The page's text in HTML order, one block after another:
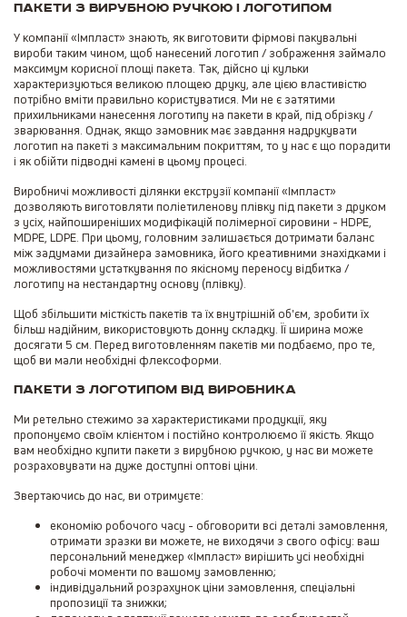
Пакети з вирубною ручкою і логотипом
У компанії «Імпласт» знають, як виготовити фірмові пакувальні
вироби таким чином, щоб нанесений логотип / зображення займало
максимум корисної площі пакета. Так, дійсно ці кульки
характеризуються великою площею друку, але цією властивістю
потрібно вміти правильно користуватися. Ми не є затятими
прихильниками нанесення логотипу на пакети в край, під обрізку /
зварювання. Однак, якщо замовник має завдання надрукувати
логотип на пакеті з максимальним покриттям, то у нас є що порадити
і як обійти підводні камені в цьому процесі.
Виробничі можливості ділянки екструзії компанії «Імпласт»
дозволяють виготовляти поліетиленову плівку під пакети з друком
з усіх, найпоширеніших модифікацій полімерної сировини - HDPE,
MDPE, LDPE. При цьому, головним залишається дотримати баланс
між задумами дизайнера замовника, його креативними знахідками і
можливостями устаткування по якісному переносу відбитка /
логотипу на нестандартну основу (плівку).
Щоб збільшити місткість пакетів та їх внутрішній об'єм, зробити їх
більш надійним, використовують донну складку. Її ширина може
досягати 5 см. Перед виготовленням пакетів ми подбаємо, про те,
щоб ви мали необхідні флексоформи.
Пакети з логотипом від виробника
Ми ретельно стежимо за характеристиками продукції, яку
пропонуємо своїм клієнтом і постійно контролюємо її якість. Якщо
вам необхідно купити пакети з вирубною ручкою, у нас ви можете
розраховувати на дуже доступні оптові ціни.
Звертаючись до нас, ви отримуєте:
економію робочого часу - обговорити всі деталі замовлення,
отримати зразки ви можете, не виходячи з свого офісу: ваш
персональний менеджер «Імпласт» вирішить усі необхідні
робочі моменти по вашому замовленню;
індивідуальний розрахунок ціни замовлення, спеціальні
пропозиції та знижки;